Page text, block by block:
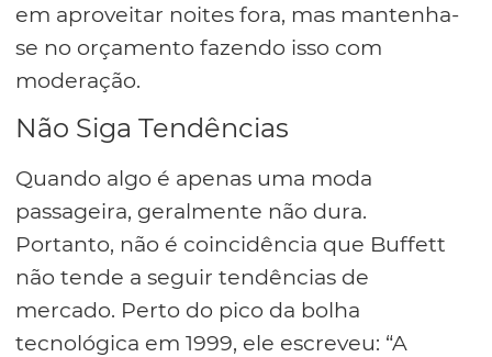
em aproveitar noites fora, mas mantenha-
se no orçamento fazendo isso com
moderação.
Não Siga Tendências
Quando algo é apenas uma moda
passageira, geralmente não dura.
Portanto, não é coincidência que Buffett
não tende a seguir tendências de
mercado. Perto do pico da bolha
tecnológica em 1999, ele escreveu: “A